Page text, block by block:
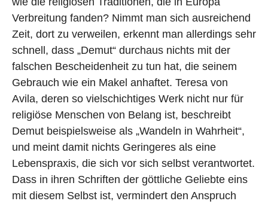
Verbreitung fanden? Nimmt man sich ausreichend
Zeit, dort zu verweilen, erkennt man allerdings sehr
schnell, dass „Demut“ durchaus nichts mit der
falschen Bescheidenheit zu tun hat, die seinem
Gebrauch wie ein Makel anhaftet. Teresa von
Avila, deren so vielschichtiges Werk nicht nur für
religiöse Menschen von Belang ist, beschreibt
Demut beispielsweise als „Wandeln in Wahrheit“,
und meint damit nichts Geringeres als eine
Lebenspraxis, die sich vor sich selbst verantwortet.
Dass in ihren Schriften der göttliche Geliebte eins
mit diesem Selbst ist, vermindert den Anspruch